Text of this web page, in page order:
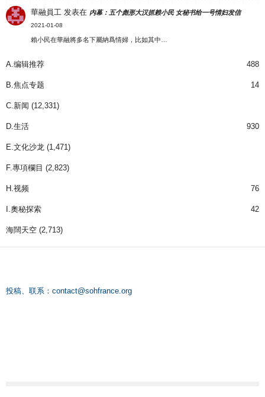
華融員工 发表在 内幕：五个彪形大汉抓赖小民 女秘书给一号情妇发信
2021-01-08
賴小民在華融將多名下屬納爲情婦，比如其中…
A.编辑推荐 488
B.焦点专题 14
C.新闻 (12,331)
D.生活 930
E.文化沙龙 (1,471)
F.專項欄目 (2,823)
H.视频 76
I.奧秘探索 42
海闊天空 (2,713)
投稿、联系： contact@sohfrance.org